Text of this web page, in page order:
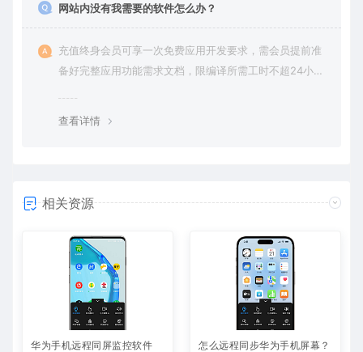
网站内没有我需要的软件怎么办？
充值终身会员可享一次免费应用开发要求，需会员提前准
备好完整应用功能需求文档，限编译所需工时不超24小
查看详情
相关资源
华为手机远程同屏监控软件
怎么远程同步华为手机屏幕？